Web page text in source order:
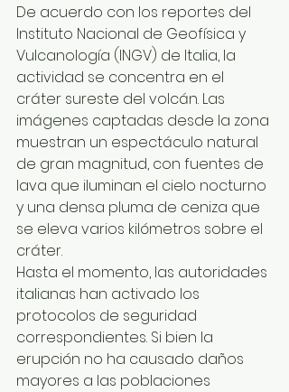
De acuerdo con los reportes del
Instituto Nacional de Geofísica y
Vulcanología (INGV) de Italia, la
actividad se concentra en el
cráter sureste del volcán. Las
imágenes captadas desde la zona
muestran un espectáculo natural
de gran magnitud, con fuentes de
lava que iluminan el cielo nocturno
y una densa pluma de ceniza que
se eleva varios kilómetros sobre el
cráter.
Hasta el momento, las autoridades
italianas han activado los
protocolos de seguridad
correspondientes. Si bien la
erupción no ha causado daños
mayores a las poblaciones